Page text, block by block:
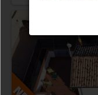
In prossimità
Campo in zona
proprietà, ampia
aree